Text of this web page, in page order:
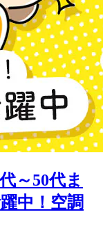
～50代ま
中！空調